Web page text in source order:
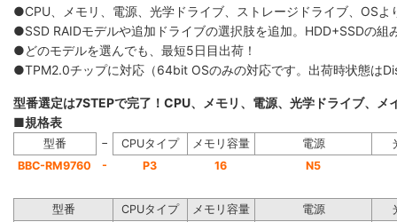
●CPU、メモリ、電源、光学ドライブ、ストレージドライブ、OS
●SSD RAIDモデルや追加ドライブの選択肢を追加。HDD+SSDの
●どのモデルを選んでも、最短5日目出荷！
●TPM2.0チップに対応（64bit OSのみの対応です。出荷時状態は
型番選定は7STEPで完了！CPU、メモリ、電源、光学ドライブ、
■規格表
型番 − CPUタイプ メモリ容量 電源
BBC-RM9760
- P3 16 N5
型番 CPUタイプ メモリ容量 電源